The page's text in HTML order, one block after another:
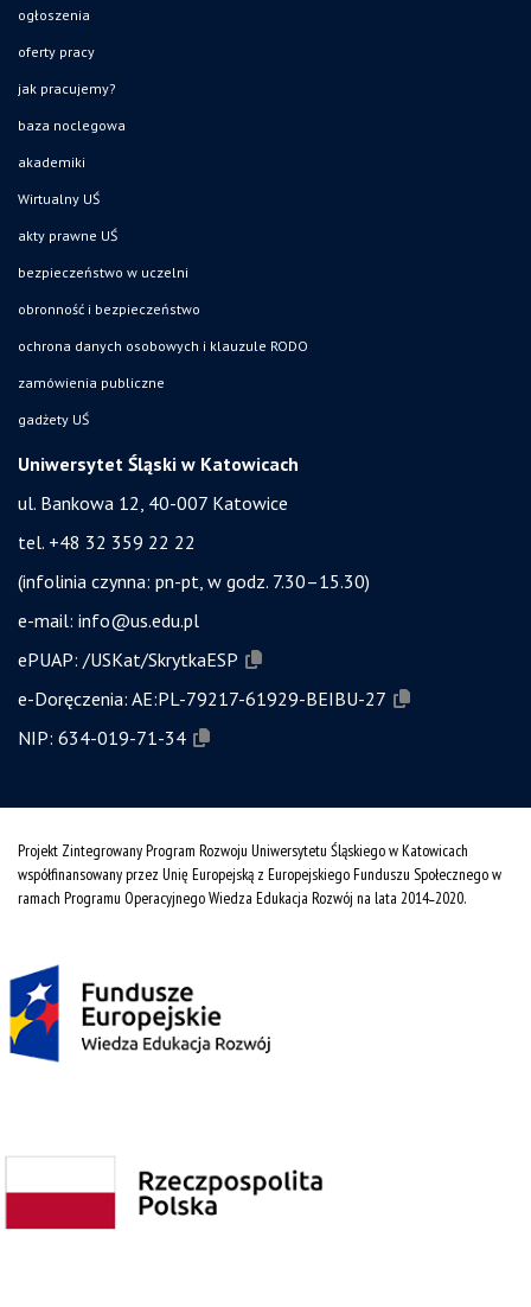
ogłoszenia
oferty pracy
jak pracujemy?
baza noclegowa
akademiki
Wirtualny UŚ
akty prawne UŚ
bezpieczeństwo w uczelni
obronność i bezpieczeństwo
ochrona danych osobowych i klauzule RODO
zamówienia publiczne
gadżety UŚ
Uniwersytet Śląski w Katowicach
ul. Bankowa 12, 40-007 Katowice
tel. +48 32 359 22 22
(infolinia czynna: pn-pt, w godz. 7.30–15.30)
e-mail: info@us.edu.pl
ePUAP: /USKat/SkrytkaESP
e-Doręczenia: AE:PL-79217-61929-BEIBU-27
NIP: 634-019-71-34
Projekt Zintegrowany Program Rozwoju Uniwersytetu Śląskiego w Katowicach
współfinansowany przez Unię Europejską z Europejskiego Funduszu Społecznego w
ramach Programu Operacyjnego Wiedza Edukacja Rozwój na lata 2014˗2020.